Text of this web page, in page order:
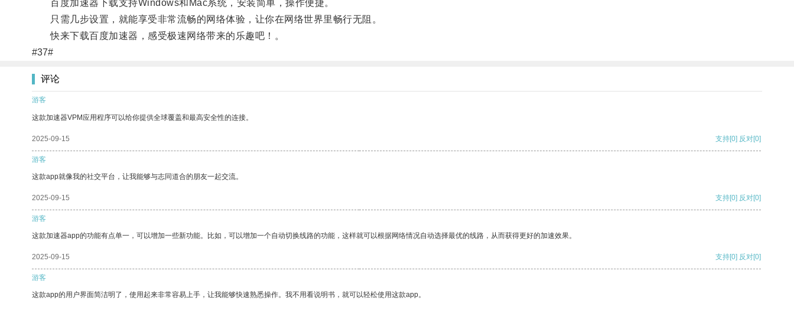
百度加速器下载支持Windows和Mac系统，安装简单，操作便捷。
只需几步设置，就能享受非常流畅的网络体验，让你在网络世界里畅行无阻。
快来下载百度加速器，感受极速网络带来的乐趣吧！。
#37#
评论
游客
这款加速器VPM应用程序可以给你提供全球覆盖和最高安全性的连接。
2025-09-15 支持[0] 反对[0]
游客
这款app就像我的社交平台，让我能够与志同道合的朋友一起交流。
2025-09-15 支持[0] 反对[0]
游客
这款加速器app的功能有点单一，可以增加一些新功能。比如，可以增加一个自动切换线路的功能，这样就可以根据网络情况自动选择最优的线路，从而获得更好的加速效果。
2025-09-15 支持[0] 反对[0]
游客
这款app的用户界面简洁明了，使用起来非常容易上手，让我能够快速熟悉操作。我不用看说明书，就可以轻松使用这款app。